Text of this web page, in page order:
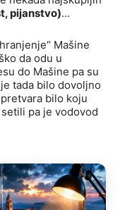
pijanstvo)…
Mašine
da odu u
do Mašine pa su
tada bilo dovoljno
bilo koju
pa je vodovod